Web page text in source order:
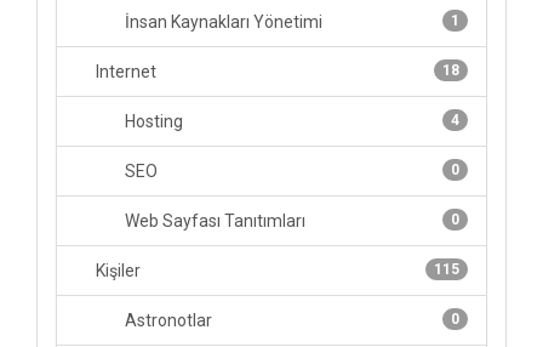
1
İnsan Kaynakları Yönetimi
18
Internet
4
Hosting
0
SEO
0
Web Sayfası Tanıtımları
115
Kişiler
0
Astronotlar